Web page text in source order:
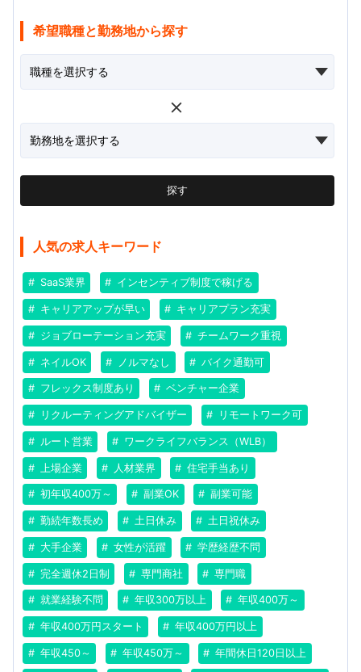
希望職種と勤務地から探す
探す
人気の求人キーワード
SaaS業界 インセンティブ制度で稼げる
キャリアアップが早い キャリアプラン充実
ジョブローテーション充実 チームワーク重視
ネイルOK ノルマなし バイク通勤可
フレックス制度あり ベンチャー企業
リクルーティングアドバイザー リモートワーク可
ルート営業 ワークライフバランス（WLB）
上場企業 人材業界 住宅手当あり
初年収400万～ 副業OK 副業可能
勤続年数長め 土日休み 土日祝休み
大手企業 女性が活躍 学歴経歴不問
完全週休2日制 専門商社 専門職
就業経験不問 年収300万以上 年収400万～
年収400万円スタート 年収400万円以上
年収450～ 年収450万～ 年間休日120日以上